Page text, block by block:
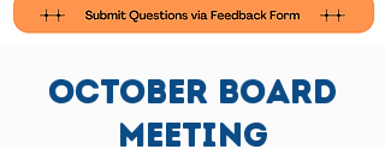
October Board
Meeting